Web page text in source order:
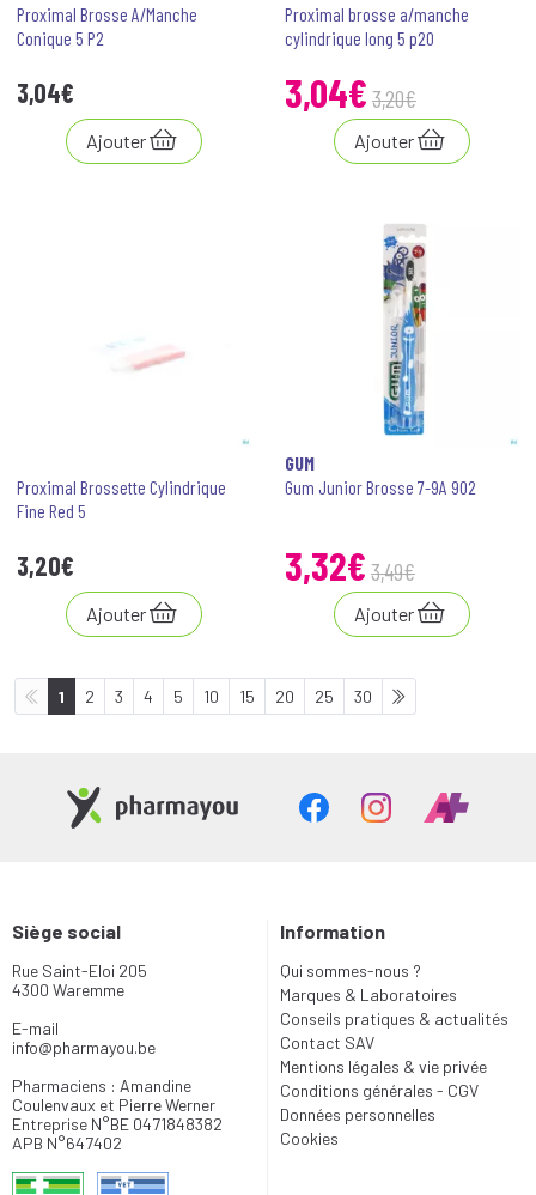
Proximal Brosse A/Manche
Conique 5 P2
3,04€
Ajouter
Proximal brosse a/manche
cylindrique long 5 p20
3,04€ 3,20€
Ajouter
Proximal Brossette Cylindrique
Fine Red 5
3,20€
Ajouter
GUM
Gum Junior Brosse 7-9A 902
3,32€ 3,49€
Ajouter
1 2 3 4 5 10 15 20 25 30
Siège social
Rue Saint-Eloi 205
4300 Waremme
E-mail
info@pharmayou.be
Pharmaciens : Amandine
Coulenvaux et Pierre Werner
Entreprise N°BE 0471848382
APB N°647402
Information
Qui sommes-nous ?
Marques & Laboratoires
Conseils pratiques & actualités
Contact SAV
Mentions légales & vie privée
Conditions générales - CGV
Données personnelles
Cookies